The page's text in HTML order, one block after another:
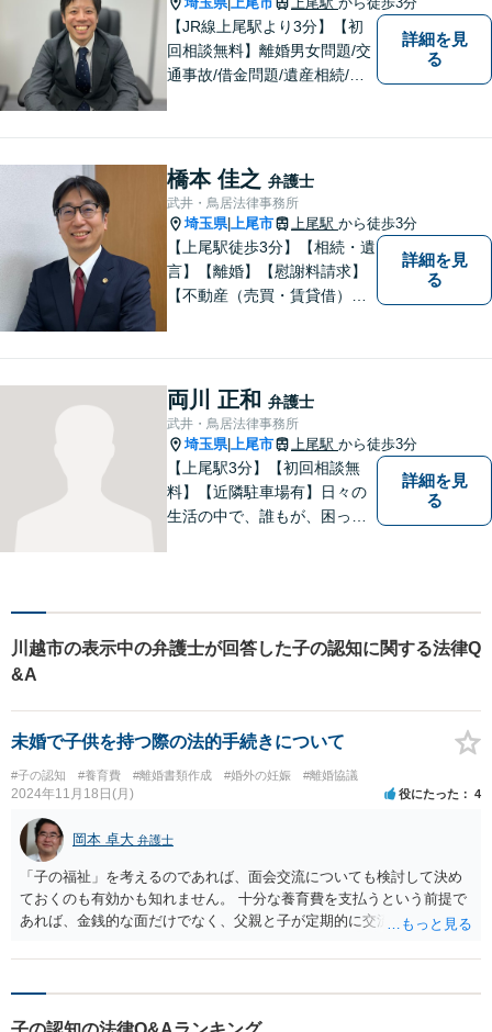
分】
【JR線上尾駅より3分】【初
回相談無料】離婚男女問題/交
通事故/借金問題/遺産相続/債
に無料相談を時間を区切らず
に設けております。ぜひ、お
気軽にご相談ください。
詳細を見
る
橋本 佳之 弁護士
武井・鳥居法律事務所
埼玉県| 上尾市 上尾駅 から徒歩3分
【上尾駅徒歩3分】【相続・遺
言】【離婚】【慰謝料請求】
【不動産（売買・賃貸借）】
詳細を見
る
両川 正和 弁護士
武井・鳥居法律事務所
埼玉県| 上尾市 上尾駅 から徒歩3分
【上尾駅3分】【初回相談無
料】【近隣駐車場有】日々の
生活の中で、誰もが、困っ
なってしまうことがあると思
います。そんな時は、お気軽
に私にご相談ください。
詳細を見
る
川越市の表示中の弁護士が回答した子の認知に関する法律Q
&A
未婚で子供を持つ際の法的手続きについて
#子の認知 #養育費 #離婚書類作成 #婚外の妊娠 #離婚協議
2024年11月18日(月) 役にたった 4
岡本 卓大 弁護士
「子の福祉」を考えるのであれば、面会交流についても検討して決め
ておくのも有効かも知れません。 十分な養育費を支払うという前提で
あれば、金銭的な面だけでなく、父親と子が定期的に交流することが
については公正証書を作成するなどして、書面化しておく方が望まし